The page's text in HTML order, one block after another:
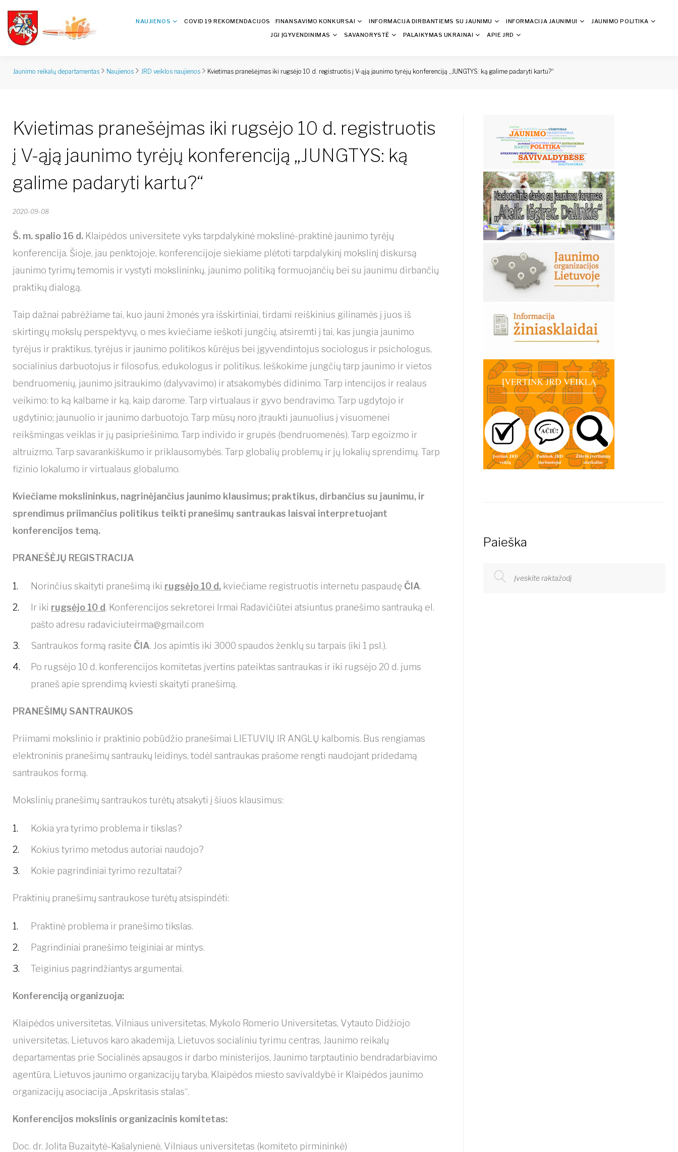
NAUJIENOS COVID 19 REKOMENDACIJOS FINANSAVIMO KONKURSAI INFORMACIJA DIRBANTIEMS SU JAUNIMU INFORMACIJA JAUNIMUI
JAUNIMO POLITIKA
JGI ĮGYVENDINIMAS
SAVANORYSTĖ PALAIKYMAS UKRAINAI APIE JRD
Jaunimo reikalų departamentas Naujienos JRD veiklos naujienos Kvietimas pranešėjmas iki rugsėjo 10 d. registruotis į V-ąją jaunimo tyrėjų konferenciją „JUNGTYS: ką galime padaryti kartu?“
Kvietimas pranešėjmas iki rugsėjo 10 d. registruotis
į V-ąją jaunimo tyrėjų konferenciją „JUNGTYS: ką
galime padaryti kartu?“
2020-09-08
Š. m. spalio 16 d. Klaipėdos universitete vyks tarpdalykinė mokslinė-praktinė jaunimo tyrėjų
konferencija. Šioje, jau penktojoje, konferencijoje siekiame plėtoti tarpdalykinį mokslinį diskursą
jaunimo tyrimų temomis ir vystyti mokslininkų, jaunimo politiką formuojančių bei su jaunimu dirbančių
praktikų dialogą.
Taip dažnai pabrėžiame tai, kuo jauni žmonės yra išskirtiniai, tirdami reiškinius gilinamės į juos iš
skirtingų mokslų perspektyvų, o mes kviečiame ieškoti jungčių, atsiremti į tai, kas jungia jaunimo
tyrėjus ir praktikus, tyrėjus ir jaunimo politikos kūrėjus bei įgyvendintojus sociologus ir psichologus,
socialinius darbuotojus ir filosofus, edukologus ir politikus. Ieškokime jungčių tarp jaunimo ir vietos
bendruomenių, jaunimo įsitraukimo (dalyvavimo) ir atsakomybės didinimo. Tarp intencijos ir realaus
veikimo: to ką kalbame ir ką, kaip darome. Tarp virtualaus ir gyvo bendravimo. Tarp ugdytojo ir
ugdytinio; jaunuolio ir jaunimo darbuotojo. Tarp mūsų noro įtraukti jaunuolius į visuomenei
reikšmingas veiklas ir jų pasipriešinimo. Tarp individo ir grupės (bendruomenės). Tarp egoizmo ir
altruizmo. Tarp savarankiškumo ir priklausomybės. Tarp globalių problemų ir jų lokalių sprendimų. Tarp
fizinio lokalumo ir virtualaus globalumo.
Kviečiame mokslininkus, nagrinėjančius jaunimo klausimus; praktikus, dirbančius su jaunimu, ir
sprendimus priimančius politikus teikti pranešimų santraukas laisvai interpretuojant
konferencijos temą.
PRANEŠĖJŲ REGISTRACIJA
Norinčius skaityti pranešimą iki rugsėjo 10 d. kviečiame registruotis internetu paspaudę ČIA.
Ir iki rugsėjo 10 d. Konferencijos sekretorei Irmai Radavičiūtei atsiuntus pranešimo santrauką el.
pašto adresu radaviciuteirma@gmail.com
Santraukos formą rasite ČIA. Jos apimtis iki 3000 spaudos ženklų su tarpais (iki 1 psl.).
Po rugsėjo 10 d. konferencijos komitetas įvertins pateiktas santraukas ir iki rugsėjo 20 d. jums
praneš apie sprendimą kviesti skaityti pranešimą.
PRANEŠIMŲ SANTRAUKOS
Priimami mokslinio ir praktinio pobūdžio pranešimai LIETUVIŲ IR ANGLŲ kalbomis. Bus rengiamas
elektroninis pranešimų santraukų leidinys, todėl santraukas prašome rengti naudojant pridedamą
santraukos formą.
Mokslinių pranešimų santraukos turėtų atsakyti į šiuos klausimus:
Kokia yra tyrimo problema ir tikslas?
Kokius tyrimo metodus autoriai naudojo?
Kokie pagrindiniai tyrimo rezultatai?
Praktinių pranešimų santraukose turėtų atsispindėti:
Praktinė problema ir pranešimo tikslas.
Pagrindiniai pranešimo teiginiai ar mintys.
Teiginius pagrindžiantys argumentai.
Konferenciją organizuoja:
Klaipėdos universitetas, Vilniaus universitetas, Mykolo Romerio Universitetas, Vytauto Didžiojo
universitetas, Lietuvos karo akademija, Lietuvos socialiniu tyrimu centras, Jaunimo reikalų
departamentas prie Socialinės apsaugos ir darbo ministerijos, Jaunimo tarptautinio bendradarbiavimo
agentūra, Lietuvos jaunimo organizacijų taryba, Klaipėdos miesto savivaldybė ir Klaipėdos jaunimo
organizacijų asociacija „Apskritasis stalas“.
Konferencijos mokslinis organizacinis komitetas:
Doc. dr. Jolita Buzaitytė-Kašalynienė, Vilniaus universitetas (komiteto pirmininkė)
Paieška